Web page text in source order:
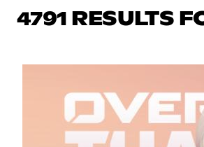
4791 RESULTS